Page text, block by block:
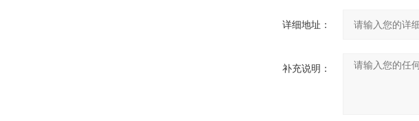
详细地址：
补充说明：